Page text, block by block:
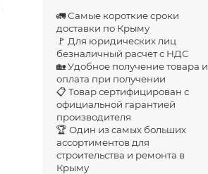
🚛 Самые короткие сроки
доставки по Крыму
🚩 Для юридических лиц
безналичный расчет с НДС
🏡 Удобное получение товара и
оплата при получении
📋 Товар сертифицирован с
официальной гарантией
производителя
🏆 Один из самых больших
ассортиментов для
строительства и ремонта в
Крыму